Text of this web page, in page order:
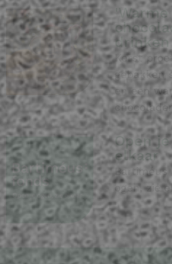
'Warme
Kerst
gebakken
en een
Open
elkaar
Bartiméus
ogen, zie